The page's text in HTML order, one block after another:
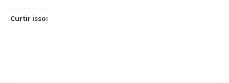
Curtir isso: